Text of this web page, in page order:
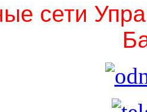
сети